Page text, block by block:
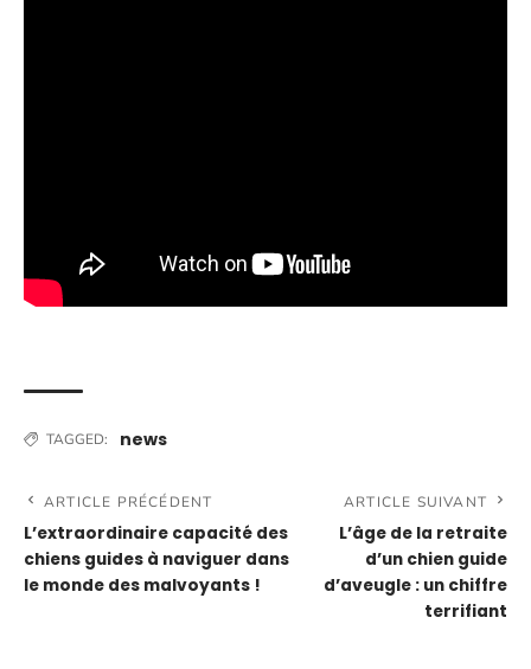
TAGGED: news
ARTICLE PRÉCÉDENT
L’extraordinaire capacité des
chiens guides à naviguer dans
le monde des malvoyants !
ARTICLE SUIVANT
L’âge de la retraite
d’un chien guide
d’aveugle : un chiffre
terrifiant